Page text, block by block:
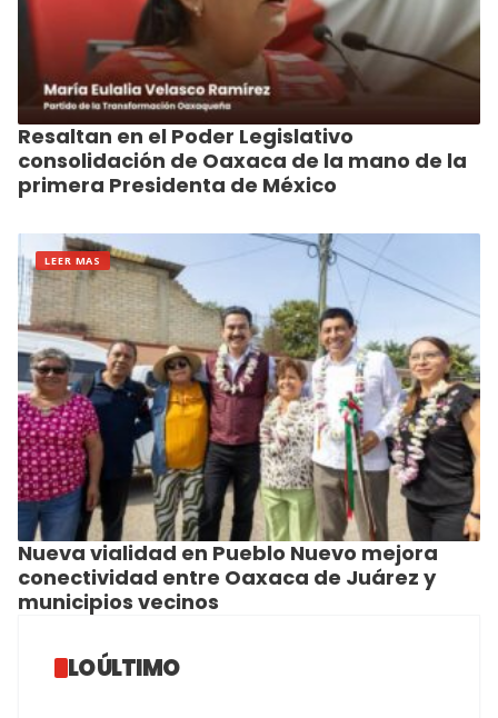
Resaltan en el Poder Legislativo
consolidación de Oaxaca de la mano de la
primera Presidenta de México
LEER MAS
Nueva vialidad en Pueblo Nuevo mejora
conectividad entre Oaxaca de Juárez y
municipios vecinos
LO ÚLTIMO